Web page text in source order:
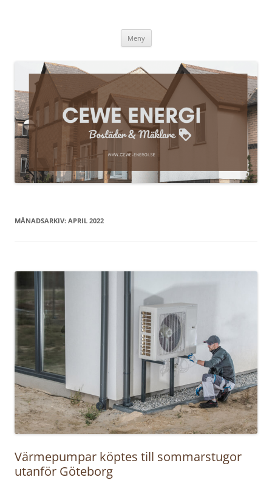
Meny Hoppa
innehåll
MÅNADSARKIV: APRIL 2022
Värmepumpar köptes till sommarstugor
utanför Göteborg